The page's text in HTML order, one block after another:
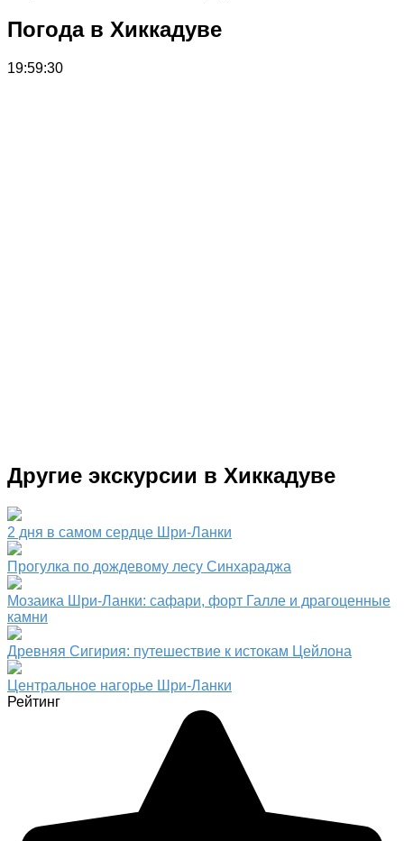
Погода в Хиккадуве
19:59:30
Другие экскурсии в Хиккадуве
2 дня в самом сердце Шри-Ланки
Прогулка по дождевому лесу Синхараджа
Мозаика Шри-Ланки: сафари, форт Галле и драгоценные
камни
Древняя Сигирия: путешествие к истокам Цейлона
Центральное нагорье Шри-Ланки
Рейтинг